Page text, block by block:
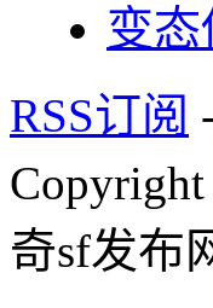
变
RSS订阅
奇sf发布